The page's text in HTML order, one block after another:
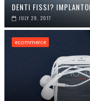
DENTI FISSI?
JULY 29, 2017
ecommerce